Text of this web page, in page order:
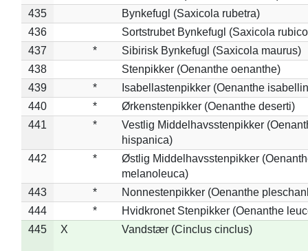
435
Bynkefugl (Saxicola rubetra)
436
Sortstrubet Bynkefugl (Saxicola
437
*
Sibirisk Bynkefugl (Saxicola maurus)
438
Stenpikker (Oenanthe oenanthe)
439
*
Isabellastenpikker (Oenanthe
440
*
Ørkenstenpikker (Oenanthe deserti)
441
*
Vestlig Middelhavsstenpikker
hispanica)
442
*
Østlig Middelhavsstenpikker
melanoleuca)
443
*
Nonnestenpikker (Oenanthe
444
*
Hvidkronet Stenpikker (Oenanthe
445
X Vandstær (Cinclus cinclus)